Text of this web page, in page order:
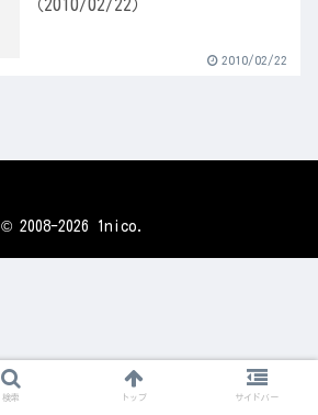
（2010/02/22）
2010/02/22
© 2008-2026 1nico.
検索 トップ サイドバー